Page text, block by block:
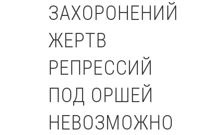
ЗАХОРОНЕНИЙ
ЖЕРТВ
РЕПРЕССИЙ
ПОД ОРШЕЙ
НЕВОЗМОЖНО